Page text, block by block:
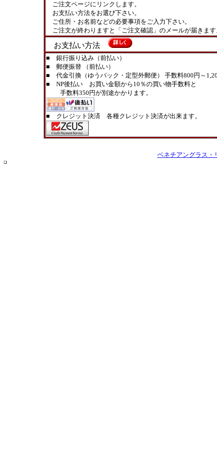
ご注文ページにリンクします。
お支払い方法をお選び下さい。
ご住所・お名前などの必要事項をご入力下さい。
ご注文が終わりますと「ご注文確認」のメールが届きま
お支払い方法
■ 銀行振り込み（前払い）
■ 郵便振替 （前払い）
■ 代金引換（ゆうパック・定型外郵便） 手数料800円～
■ NP後払い お買い金額から10％の買い物手数料と
手数料350円が別途かかります。
■ クレジット決済 各種クレジット決済が出来ます。
ベネチアングラス・